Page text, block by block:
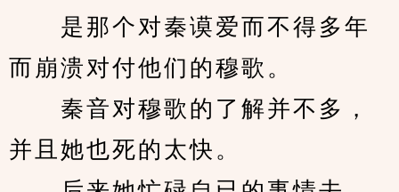
是那个对秦谟爱而不得多年
而崩溃对付他们的穆歌。
秦音对穆歌的了解并不多，
并且她也死的太快。